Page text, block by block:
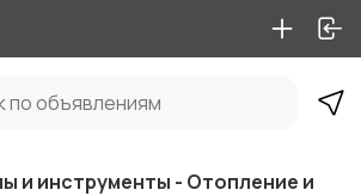
и инструменты - Отопление и